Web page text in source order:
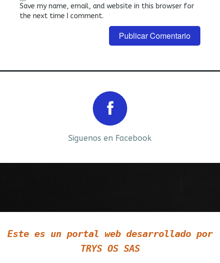
Save my name, email, and website in this browser for
the next time I comment.
Siguenos en Facebook
Este es un portal web desarrollado por
TRYS OS SAS